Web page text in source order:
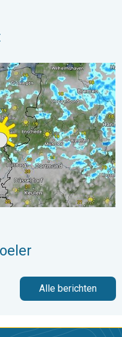
wind. . . dinsdag 21 juli
Alle berichten